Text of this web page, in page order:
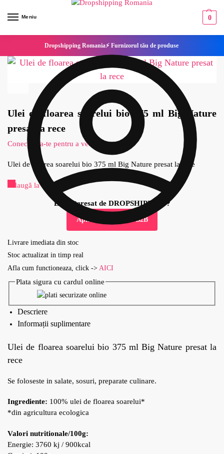
Meniu 0
Dropshipping Romania⚡ Furnizorul tău de produse
Ulei de floarea soarelui bio 375 ml Big Nature
presat la rece
Conecteaza-te pentru a vedea pretul
Ulei de floarea soarelui bio 375 ml Big Nature presat la rece
Adaugă la Favorite
Esti interesat de DROPSHIPPING?
Aplica pentru cont B2B
Livrare imediata din stoc
Stoc actualizat in timp real
Afla cum functioneaza, click -> AICI
Plata sigura cu cardul online
Descriere
Informații suplimentare
Ulei de floarea soarelui bio 375 ml Big Nature presat la
rece
Se foloseste in salate, sosuri, preparate culinare.
Ingrediente: 100% ulei de floarea soarelui*
*din agricultura ecologica
Valori nutritionale/100g:
Energie: 3760 kj / 900kcal